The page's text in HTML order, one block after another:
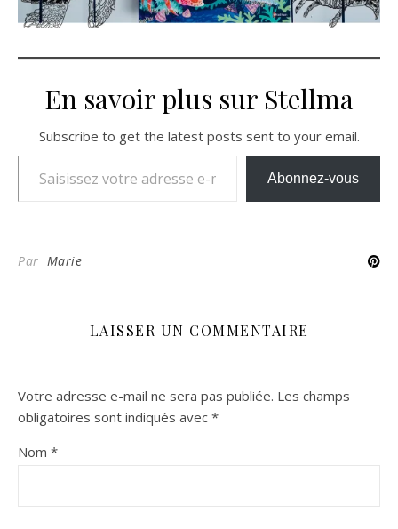
En savoir plus sur Stellma
Subscribe to get the latest posts sent to your email.
Saisissez votre adresse e-mail…
Abonnez-vous
Par Marie
LAISSER UN COMMENTAIRE
Votre adresse e-mail ne sera pas publiée. Les champs
obligatoires sont indiqués avec *
Nom *